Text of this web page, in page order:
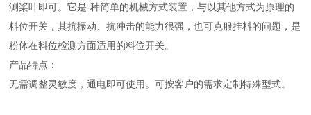
测桨叶即可。它是-种简单的机械方式装置，与以其他方式为原理的
料位开关，其抗振动、抗冲击的能力很强，也可克服挂料的问题，是
粉体在料位检测方面适用的料位开关。
产品特点：
无需调整灵敏度，通电即可使用。可按客户的需求定制特殊型式。